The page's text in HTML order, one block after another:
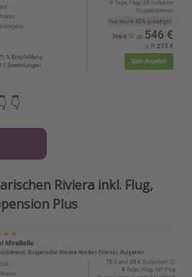
👇
Riviera inkl. Flug,
Plus